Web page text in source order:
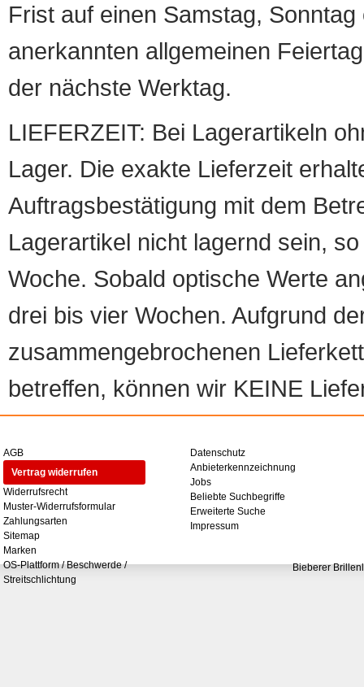
Frist auf einen Samstag,
anerkannten allgemeinen
der nächste Werktag.
LIEFERZEIT: Bei Lagerartikeln
Lager. Die exakte Lieferzeit
Auftragsbestätigung mit dem
Lagerartikel nicht lagernd sein,
Woche. Sobald optische Werte
drei bis vier Wochen. Aufgrund
zusammengebrochenen
betreffen, können wir KEINE
AGB
Vertrag widerrufen
Widerrufsrecht
Muster-Widerrufsformular
Zahlungsarten
Sitemap
Marken
OS-Plattform / Beschwerde /
Streitschlichtung
Datenschutz
Anbieterkennzeichnung
Jobs
Beliebte Suchbegriffe
Erweiterte Suche
Impressum
Bieberer